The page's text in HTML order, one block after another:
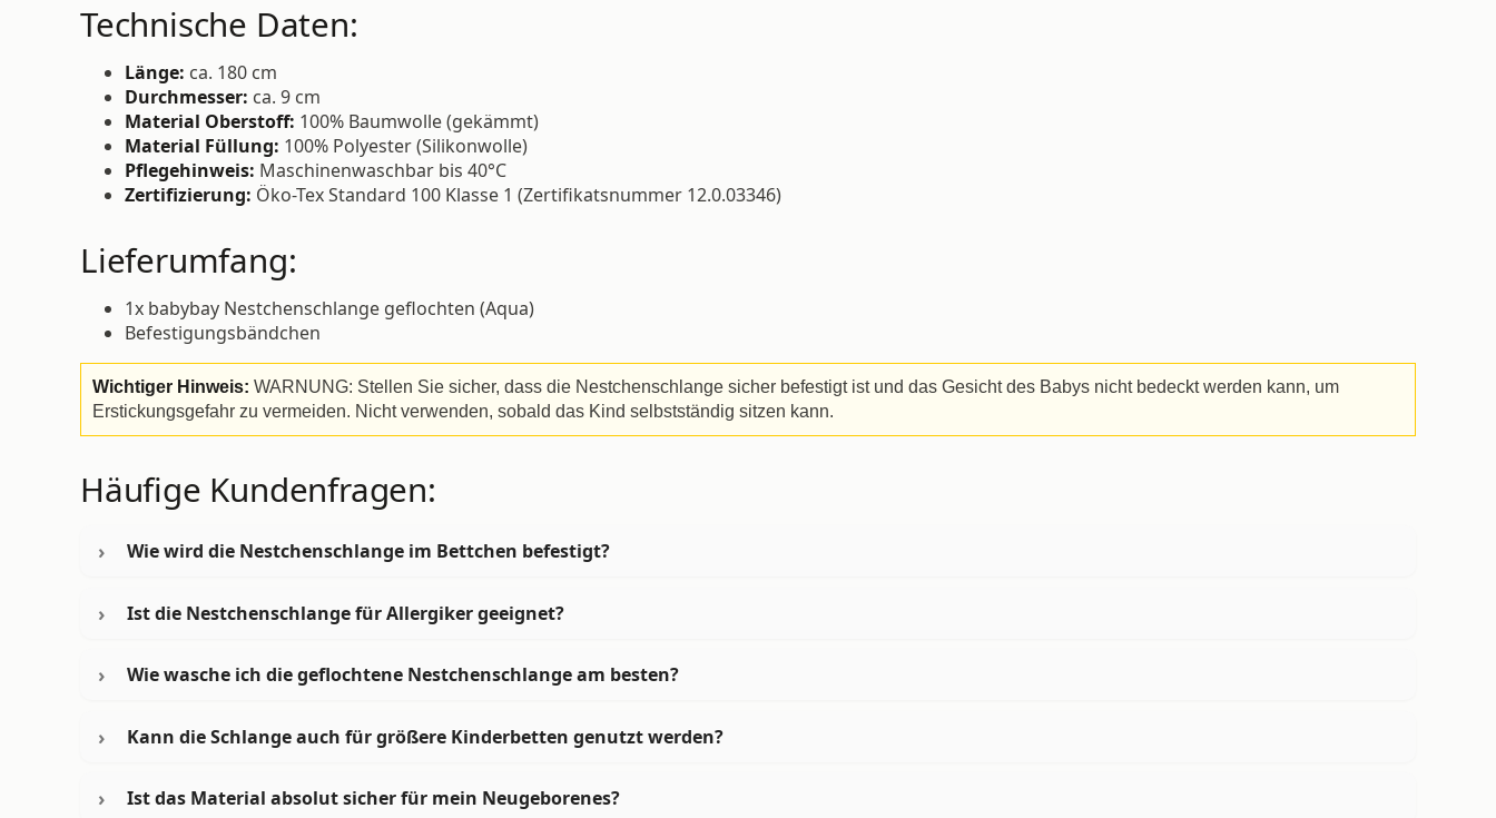
Technische Daten:
Länge: ca. 180 cm
Durchmesser: ca. 9 cm
Material Oberstoff: 100% Baumwolle (gekämmt)
Material Füllung: 100% Polyester (Silikonwolle)
Pflegehinweis: Maschinenwaschbar bis 40°C
Zertifizierung: Öko-Tex Standard 100 Klasse 1 (Zertifikatsnummer 12.0.03346)
Lieferumfang:
1x babybay Nestchenschlange geflochten (Aqua)
Befestigungsbändchen
Wichtiger Hinweis: WARNUNG: Stellen Sie sicher, dass die Nestchenschlange sicher befestigt ist und das Gesicht des Babys nicht bedeckt werden kann, um
Erstickungsgefahr zu vermeiden. Nicht verwenden, sobald das Kind selbstständig sitzen kann.
Häufige Kundenfragen:
Wie wird die Nestchenschlange im Bettchen befestigt?
Ist die Nestchenschlange für Allergiker geeignet?
Wie wasche ich die geflochtene Nestchenschlange am besten?
Kann die Schlange auch für größere Kinderbetten genutzt werden?
Ist das Material absolut sicher für mein Neugeborenes?